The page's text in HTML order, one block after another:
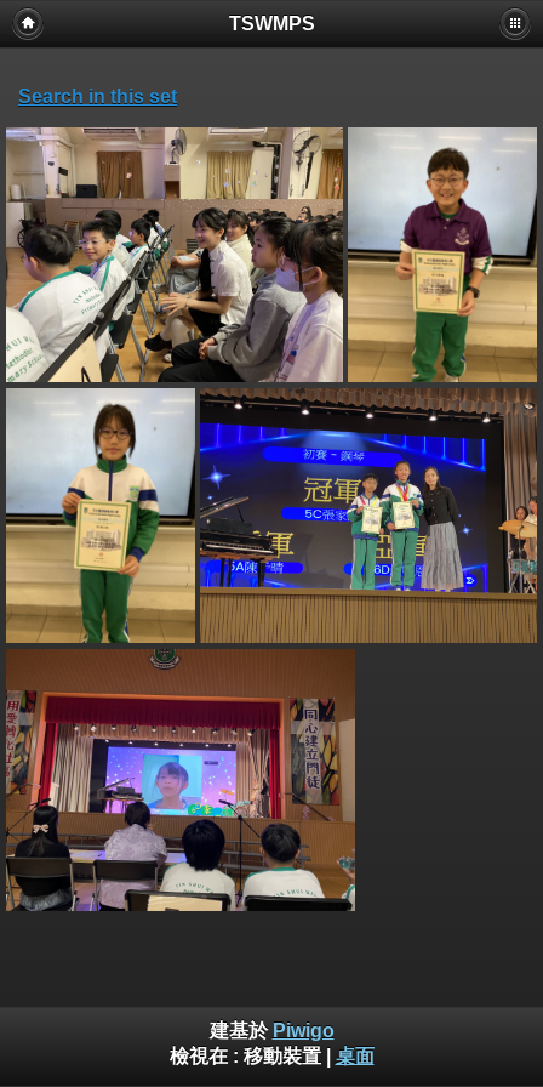
TSWMPS
Search in this set
建基於 Piwigo
檢視在 : 移動裝置| 桌面